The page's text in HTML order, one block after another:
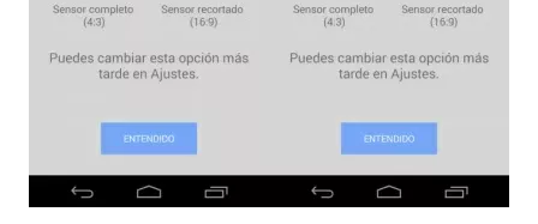
El medio de
comunicación
digital donde
noticias sobre
móviles,
ordenadores,